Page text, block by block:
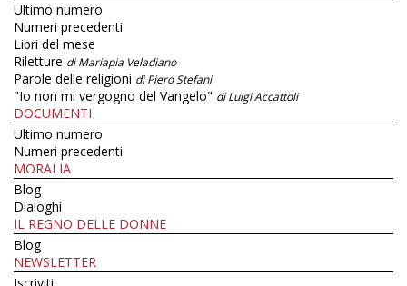
Ultimo numero
Numeri precedenti
Libri del mese
Riletture di Mariapia Veladiano
Parole delle religioni di Piero Stefani
"Io non mi vergogno del Vangelo" di Luigi Accattoli
DOCUMENTI
Ultimo numero
Numeri precedenti
MORALIA
Blog
Dialoghi
IL REGNO DELLE DONNE
Blog
NEWSLETTER